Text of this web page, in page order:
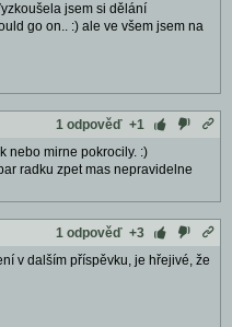
jsem si dělání
go on.. :) ale ve všem jsem na
1 odpověď +1
nebo mirne pokrocily. :)
radku zpet mas nepravidelne
1 odpověď +3
v dalším příspěvku, je hřejivé, že